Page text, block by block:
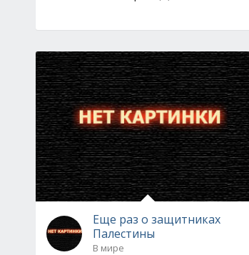
Еще раз о защитниках
Палестины
В мире